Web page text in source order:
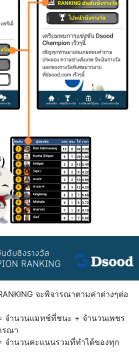
จะพิจารณาตามค่าต่างๆต่อ
จำนวนแมทช์ที่ชนะ + จำนวนเพชร
รณา
ำนวนคะแนนรวมที่ทำได้ของทุก